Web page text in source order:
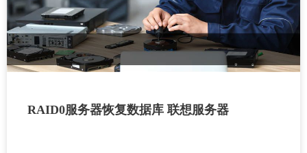
RAID0服务器恢复数据库 联想服务器